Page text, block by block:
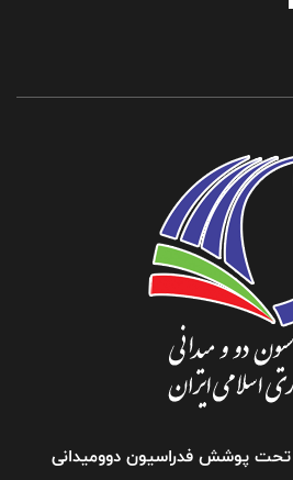
پوشش فدراسیون دوومیدانی